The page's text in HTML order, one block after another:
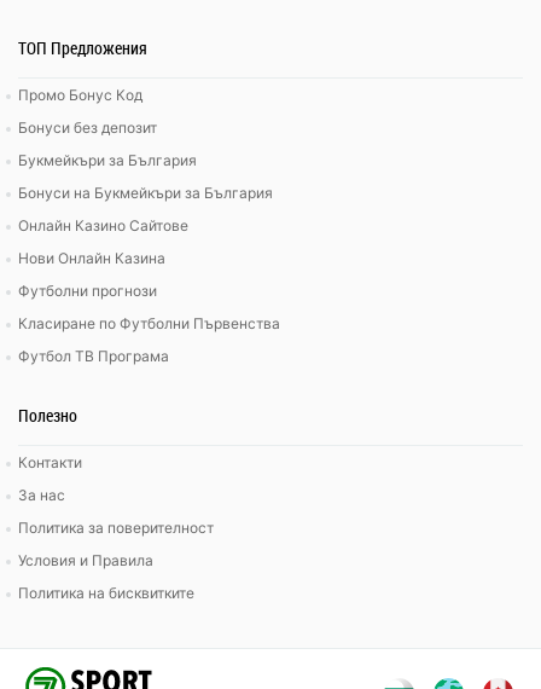
ТОП Предложения
Промо Бонус Код
Бонуси без депозит
Букмейкъри за България
Бонуси на Букмейкъри за България
Онлайн Казино Сайтове
Нови Онлайн Казина
Футболни прогнози
Класиране по Футболни Първенства
Футбол ТВ Програма
Полезно
Контакти
За нас
Политика за поверителност
Условия и Правила
Политика на бисквитките